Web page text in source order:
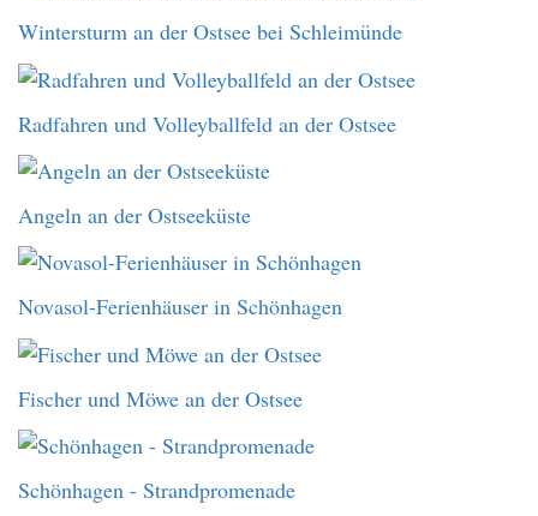
Wintersturm an der Ostsee bei Schleimünde
Radfahren und Volleyballfeld an der Ostsee
Angeln an der Ostseeküste
Novasol-Ferienhäuser in Schönhagen
Fischer und Möwe an der Ostsee
Schönhagen - Strandpromenade